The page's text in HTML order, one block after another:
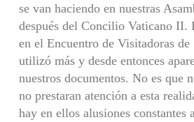
se van haciendo en nuestras
después del Concilio Vaticano II.
en el Encuentro de Visitadoras de
utilizó más y desde entonces
nuestros documentos. No es que
no prestaran atención a esta
hay en ellos alusiones constantes